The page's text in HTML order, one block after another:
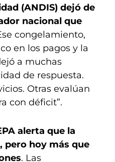
(ANDIS) dejó de
nacional que
congelamiento,
en los pagos y la
a muchas
de respuesta.
Otras evalúan
con déficit”.
alerta que la
pero hoy más que
. Las